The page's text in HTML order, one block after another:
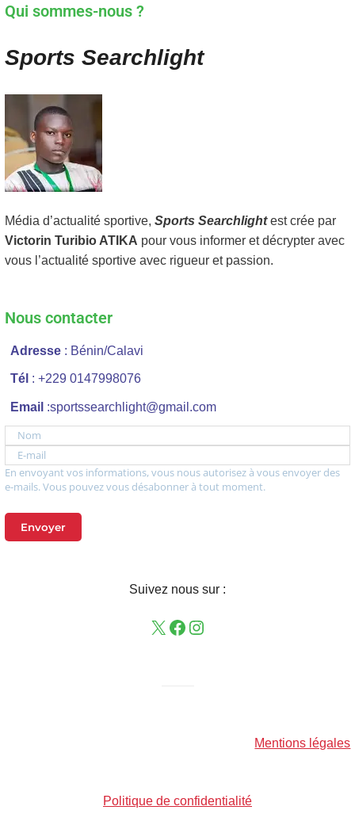
Qui sommes-nous ?
Sports Searchlight
Média d’actualité sportive, Sports Searchlightest crée par
Victorin Turibio ATIKA pour vous informer et décrypter avec
vous l’actualité sportive avec rigueur et passion.
Nous contacter
Adresse : Bénin/Calavi
Tél : +229 0147998076
Email :sportssearchlight@gmail.com
Nom
E-mail
En envoyant vos informations, vous nous autorisez à vous envoyer des
e-mails. Vous pouvez vous désabonner à tout moment.
Envoyer
Suivez nous sur :
Mentions légales
Politique de confidentialité